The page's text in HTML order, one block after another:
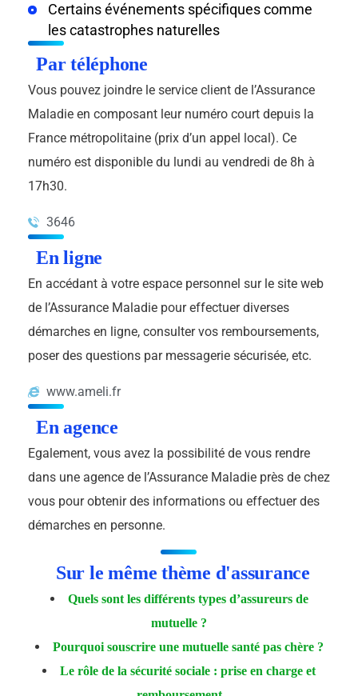
Certains événements spécifiques comme
les catastrophes naturelles
Par téléphone
Vous pouvez joindre le service client de l’Assurance
Maladie en composant leur numéro court depuis la
France métropolitaine (prix d’un appel local). Ce
numéro est disponible du lundi au vendredi de 8h à
17h30.
3646
En ligne
En accédant à votre espace personnel sur le site web
de l’Assurance Maladie pour effectuer diverses
démarches en ligne, consulter vos remboursements,
poser des questions par messagerie sécurisée, etc.
www.ameli.fr
En agence
Egalement, vous avez la possibilité de vous rendre
dans une agence de l’Assurance Maladie près de chez
vous pour obtenir des informations ou effectuer des
démarches en personne.
Sur le même thème d'assurance
Quels sont les différents types d’assureurs de
mutuelle ?
Pourquoi souscrire une mutuelle santé pas chère ?
Le rôle de la sécurité sociale : prise en charge et